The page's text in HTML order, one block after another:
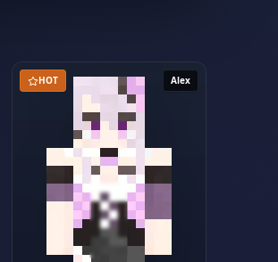
Alex
HOT